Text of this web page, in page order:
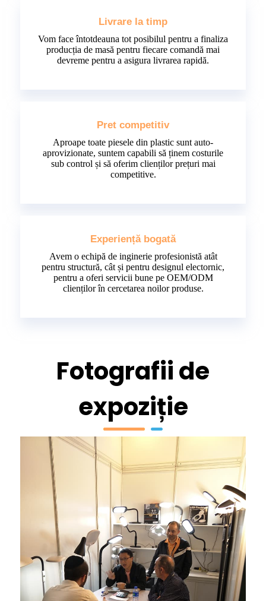
Livrare la timp
Vom face întotdeauna tot posibilul pentru a finaliza
producția de masă pentru fiecare comandă mai
devreme pentru a asigura livrarea rapidă.
Pret competitiv
Aproape toate piesele din plastic sunt auto-
aprovizionate, suntem capabili să ținem costurile
sub control și să oferim clienților prețuri mai
competitive.
Experiență bogată
Avem o echipă de inginerie profesionistă atât
pentru structură, cât și pentru designul electornic,
pentru a oferi servicii bune pe OEM/ODM
clienților în cercetarea noilor produse.
Fotografii de
expoziție